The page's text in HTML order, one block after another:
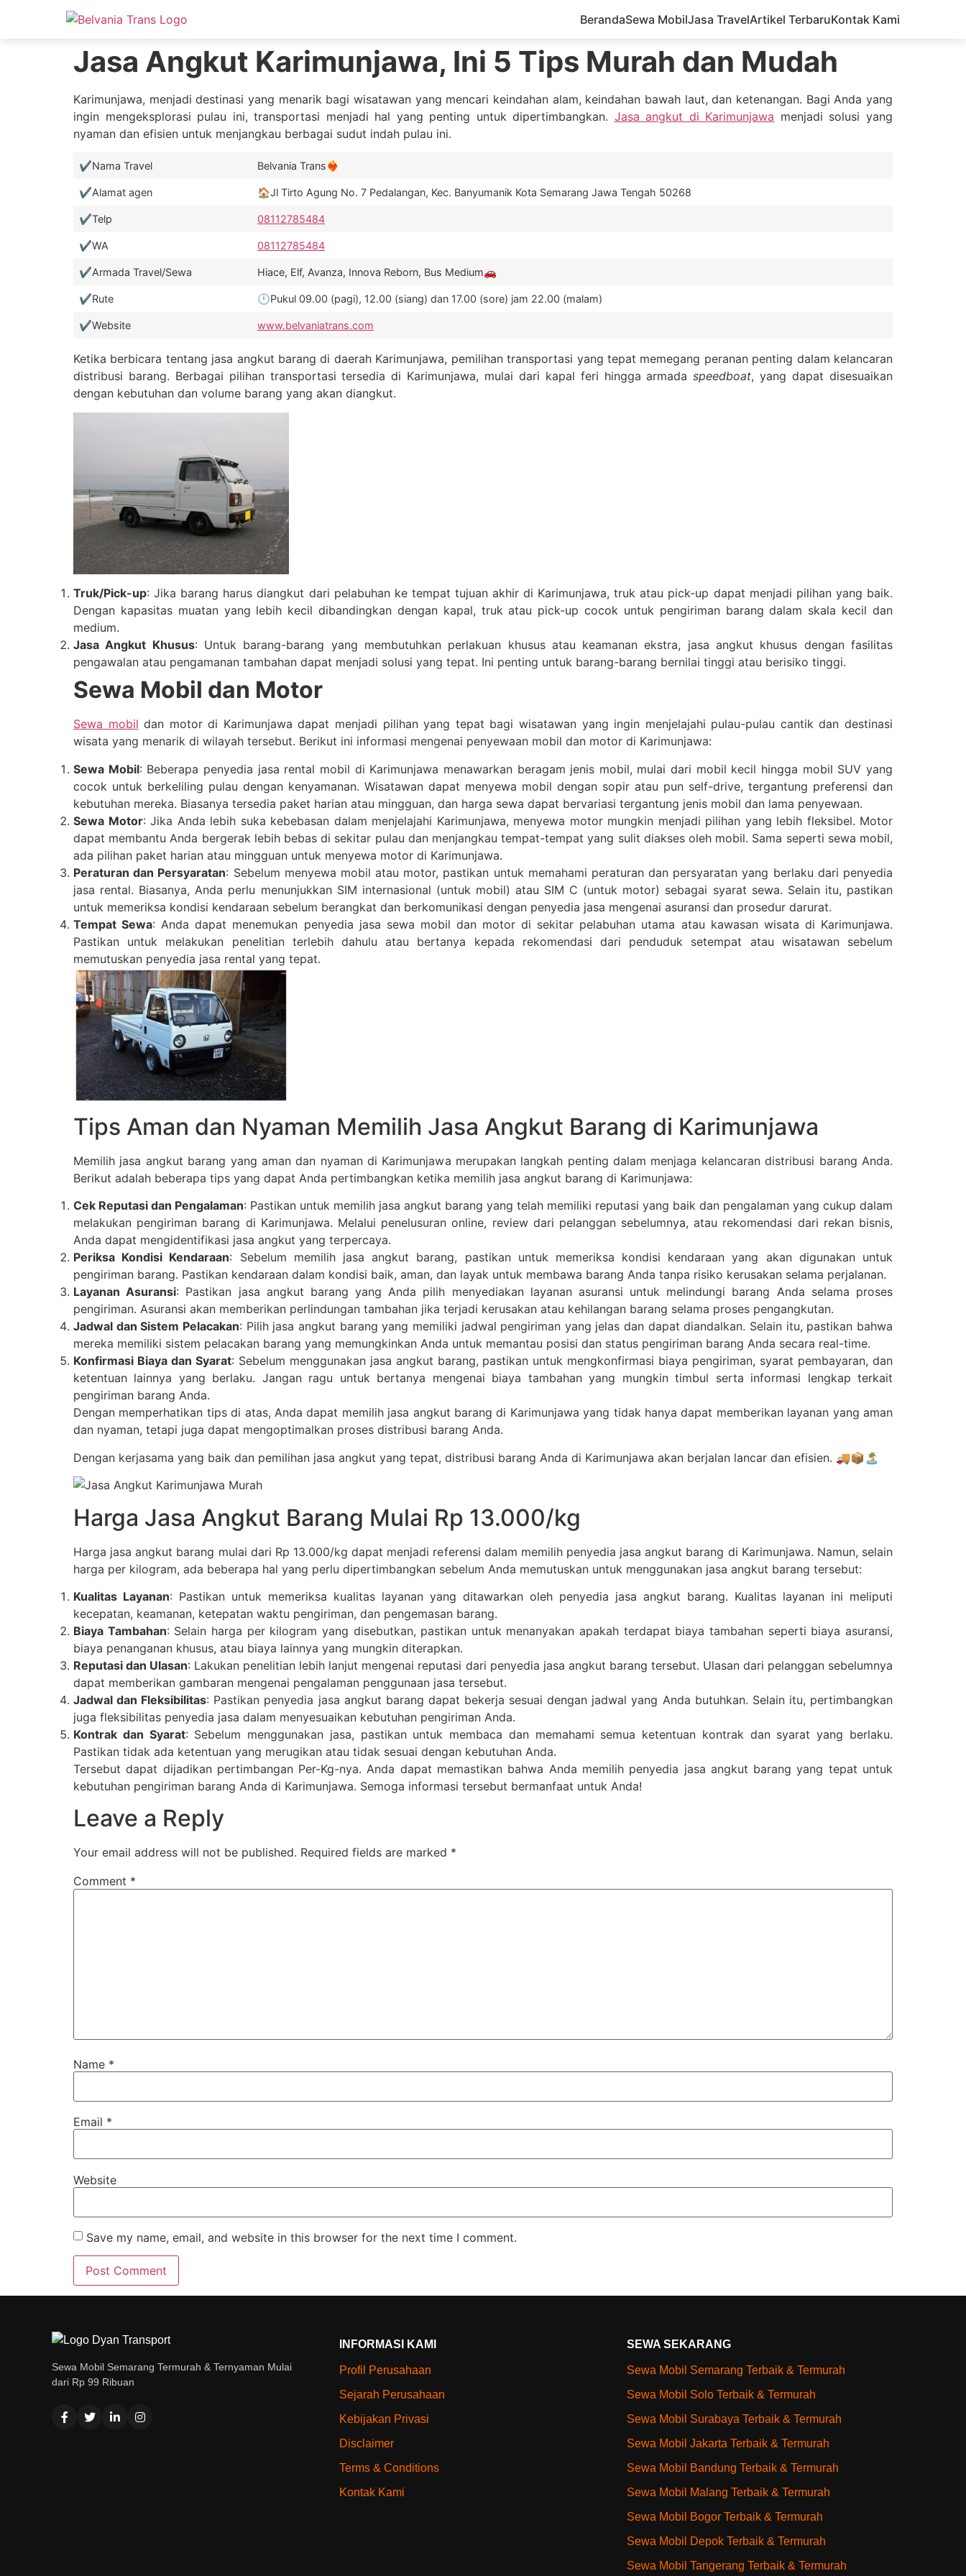
BerandaSewa MobilJasa TravelArtikel TerbaruKontak Kami
Jasa Angkut Karimunjawa, Ini 5 Tips Murah dan Mudah
Karimunjawa, menjadi destinasi yang menarik bagi wisatawan yang mencari keindahan alam, keindahan bawah laut, dan ketenangan. Bagi Anda yang
ingin mengeksplorasi pulau ini, transportasi menjadi hal yang penting untuk dipertimbangkan. Jasa angkut di Karimunjawa menjadi solusi yang
nyaman dan efisien untuk menjangkau berbagai sudut indah pulau ini.
✔️Nama Travel Belvania Trans❤️‍🔥
✔️Alamat agen 🏠Jl Tirto Agung No. 7 Pedalangan, Kec. Banyumanik Kota Semarang Jawa Tengah 50268
✔️Telp 08112785484
✔️WA 08112785484
✔️Armada Travel/Sewa Hiace, Elf, Avanza, Innova Reborn, Bus Medium🚗
✔️Rute 🕛Pukul 09.00 (pagi), 12.00 (siang) dan 17.00 (sore) jam 22.00 (malam)
✔️Website www.belvaniatrans.com
Ketika berbicara tentang jasa angkut barang di daerah Karimunjawa, pemilihan transportasi yang tepat memegang peranan penting dalam kelancaran
distribusi barang. Berbagai pilihan transportasi tersedia di Karimunjawa, mulai dari kapal feri hingga armada speedboat, yang dapat disesuaikan
dengan kebutuhan dan volume barang yang akan diangkut.
Truk/Pick-up: Jika barang harus diangkut dari pelabuhan ke tempat tujuan akhir di Karimunjawa, truk atau pick-up dapat menjadi pilihan yang baik.
Dengan kapasitas muatan yang lebih kecil dibandingkan dengan kapal, truk atau pick-up cocok untuk pengiriman barang dalam skala kecil dan
medium.
Jasa Angkut Khusus: Untuk barang-barang yang membutuhkan perlakuan khusus atau keamanan ekstra, jasa angkut khusus dengan fasilitas
pengawalan atau pengamanan tambahan dapat menjadi solusi yang tepat. Ini penting untuk barang-barang bernilai tinggi atau berisiko tinggi.
Sewa Mobil dan Motor
Sewa mobil dan motor di Karimunjawa dapat menjadi pilihan yang tepat bagi wisatawan yang ingin menjelajahi pulau-pulau cantik dan destinasi
wisata yang menarik di wilayah tersebut. Berikut ini informasi mengenai penyewaan mobil dan motor di Karimunjawa:
Sewa Mobil: Beberapa penyedia jasa rental mobil di Karimunjawa menawarkan beragam jenis mobil, mulai dari mobil kecil hingga mobil SUV yang
cocok untuk berkeliling pulau dengan kenyamanan. Wisatawan dapat menyewa mobil dengan sopir atau pun self-drive, tergantung preferensi dan
kebutuhan mereka. Biasanya tersedia paket harian atau mingguan, dan harga sewa dapat bervariasi tergantung jenis mobil dan lama penyewaan.
Sewa Motor: Jika Anda lebih suka kebebasan dalam menjelajahi Karimunjawa, menyewa motor mungkin menjadi pilihan yang lebih fleksibel. Motor
dapat membantu Anda bergerak lebih bebas di sekitar pulau dan menjangkau tempat-tempat yang sulit diakses oleh mobil. Sama seperti sewa mobil,
ada pilihan paket harian atau mingguan untuk menyewa motor di Karimunjawa.
Peraturan dan Persyaratan: Sebelum menyewa mobil atau motor, pastikan untuk memahami peraturan dan persyaratan yang berlaku dari penyedia
jasa rental. Biasanya, Anda perlu menunjukkan SIM internasional (untuk mobil) atau SIM C (untuk motor) sebagai syarat sewa. Selain itu, pastikan
untuk memeriksa kondisi kendaraan sebelum berangkat dan berkomunikasi dengan penyedia jasa mengenai asuransi dan prosedur darurat.
Tempat Sewa: Anda dapat menemukan penyedia jasa sewa mobil dan motor di sekitar pelabuhan utama atau kawasan wisata di Karimunjawa.
Pastikan untuk melakukan penelitian terlebih dahulu atau bertanya kepada rekomendasi dari penduduk setempat atau wisatawan sebelum
memutuskan penyedia jasa rental yang tepat.
Tips Aman dan Nyaman Memilih Jasa Angkut Barang di Karimunjawa
Memilih jasa angkut barang yang aman dan nyaman di Karimunjawa merupakan langkah penting dalam menjaga kelancaran distribusi barang Anda.
Berikut adalah beberapa tips yang dapat Anda pertimbangkan ketika memilih jasa angkut barang di Karimunjawa:
Cek Reputasi dan Pengalaman: Pastikan untuk memilih jasa angkut barang yang telah memiliki reputasi yang baik dan pengalaman yang cukup dalam
melakukan pengiriman barang di Karimunjawa. Melalui penelusuran online, review dari pelanggan sebelumnya, atau rekomendasi dari rekan bisnis,
Anda dapat mengidentifikasi jasa angkut yang terpercaya.
Periksa Kondisi Kendaraan: Sebelum memilih jasa angkut barang, pastikan untuk memeriksa kondisi kendaraan yang akan digunakan untuk
pengiriman barang. Pastikan kendaraan dalam kondisi baik, aman, dan layak untuk membawa barang Anda tanpa risiko kerusakan selama perjalanan.
Layanan Asuransi: Pastikan jasa angkut barang yang Anda pilih menyediakan layanan asuransi untuk melindungi barang Anda selama proses
pengiriman. Asuransi akan memberikan perlindungan tambahan jika terjadi kerusakan atau kehilangan barang selama proses pengangkutan.
Jadwal dan Sistem Pelacakan: Pilih jasa angkut barang yang memiliki jadwal pengiriman yang jelas dan dapat diandalkan. Selain itu, pastikan bahwa
mereka memiliki sistem pelacakan barang yang memungkinkan Anda untuk memantau posisi dan status pengiriman barang Anda secara real-time.
Konfirmasi Biaya dan Syarat: Sebelum menggunakan jasa angkut barang, pastikan untuk mengkonfirmasi biaya pengiriman, syarat pembayaran, dan
ketentuan lainnya yang berlaku. Jangan ragu untuk bertanya mengenai biaya tambahan yang mungkin timbul serta informasi lengkap terkait
pengiriman barang Anda.
Dengan memperhatikan tips di atas, Anda dapat memilih jasa angkut barang di Karimunjawa yang tidak hanya dapat memberikan layanan yang aman
dan nyaman, tetapi juga dapat mengoptimalkan proses distribusi barang Anda.
Dengan kerjasama yang baik dan pemilihan jasa angkut yang tepat, distribusi barang Anda di Karimunjawa akan berjalan lancar dan efisien. 🚚📦🏝️
Harga Jasa Angkut Barang Mulai Rp 13.000/kg
Harga jasa angkut barang mulai dari Rp 13.000/kg dapat menjadi referensi dalam memilih penyedia jasa angkut barang di Karimunjawa. Namun, selain
harga per kilogram, ada beberapa hal yang perlu dipertimbangkan sebelum Anda memutuskan untuk menggunakan jasa angkut barang tersebut:
Kualitas Layanan: Pastikan untuk memeriksa kualitas layanan yang ditawarkan oleh penyedia jasa angkut barang. Kualitas layanan ini meliputi
kecepatan, keamanan, ketepatan waktu pengiriman, dan pengemasan barang.
Biaya Tambahan: Selain harga per kilogram yang disebutkan, pastikan untuk menanyakan apakah terdapat biaya tambahan seperti biaya asuransi,
biaya penanganan khusus, atau biaya lainnya yang mungkin diterapkan.
Reputasi dan Ulasan: Lakukan penelitian lebih lanjut mengenai reputasi dari penyedia jasa angkut barang tersebut. Ulasan dari pelanggan sebelumnya
dapat memberikan gambaran mengenai pengalaman penggunaan jasa tersebut.
Jadwal dan Fleksibilitas: Pastikan penyedia jasa angkut barang dapat bekerja sesuai dengan jadwal yang Anda butuhkan. Selain itu, pertimbangkan
juga fleksibilitas penyedia jasa dalam menyesuaikan kebutuhan pengiriman Anda.
Kontrak dan Syarat: Sebelum menggunakan jasa, pastikan untuk membaca dan memahami semua ketentuan kontrak dan syarat yang berlaku.
Pastikan tidak ada ketentuan yang merugikan atau tidak sesuai dengan kebutuhan Anda.
Tersebut dapat dijadikan pertimbangan Per-Kg-nya. Anda dapat memastikan bahwa Anda memilih penyedia jasa angkut barang yang tepat untuk
kebutuhan pengiriman barang Anda di Karimunjawa. Semoga informasi tersebut bermanfaat untuk Anda!
Leave a Reply
Your email address will not be published. Required fields are marked *
Comment *
Name *
Email *
Website
Save my name, email, and website in this browser for the next time I comment.
Sewa Mobil Semarang Termurah & Ternyaman Mulai
dari Rp 99 Ribuan
INFORMASI KAMI
Profil Perusahaan
Sejarah Perusahaan
Kebijakan Privasi
Disclaimer
Terms & Conditions
Kontak Kami
SEWA SEKARANG
Sewa Mobil Semarang Terbaik & Termurah
Sewa Mobil Solo Terbaik & Termurah
Sewa Mobil Surabaya Terbaik & Termurah
Sewa Mobil Jakarta Terbaik & Termurah
Sewa Mobil Bandung Terbaik & Termurah
Sewa Mobil Malang Terbaik & Termurah
Sewa Mobil Bogor Terbaik & Termurah
Sewa Mobil Depok Terbaik & Termurah
Sewa Mobil Tangerang Terbaik & Termurah